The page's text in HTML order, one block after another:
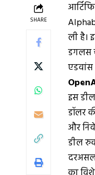
SHARE
ली है।
डगलस
एडवांस
इस
डॉलर
और
डील